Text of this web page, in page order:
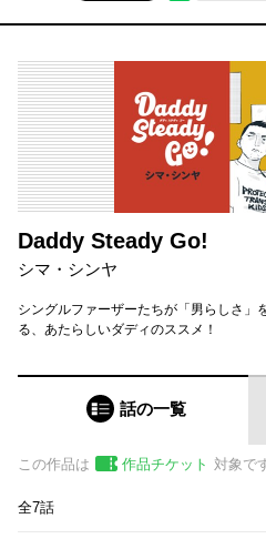
Daddy Steady Go!
シマ・シンヤ
シングルファーザーたちが「男らしさ」
る、あたらしいダディのススメ！
話の一覧
この作品は 作品チケット 対象で
全7話